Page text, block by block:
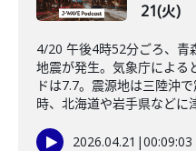
21(火)
4/20 午後4時52分ごろ、青
地震が発生。気象庁による
ドは7.7。震源地は三陸沖
時、北海道や岩手県などに
2026.04.21 |00:09:03